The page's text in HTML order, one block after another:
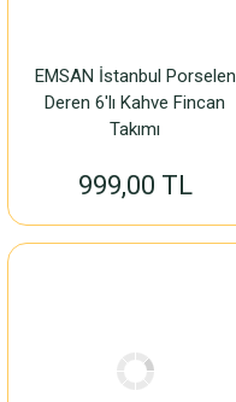
EMSAN İstanbul Porselen
Deren 6'lı Kahve Fincan
Takımı
999,00 TL